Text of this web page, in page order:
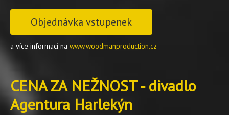
Objednávka vstupenek
a více informací na www.woodmanproduction.cz
CENA ZA NEŽNOST - divadlo
Agentura Harlekýn